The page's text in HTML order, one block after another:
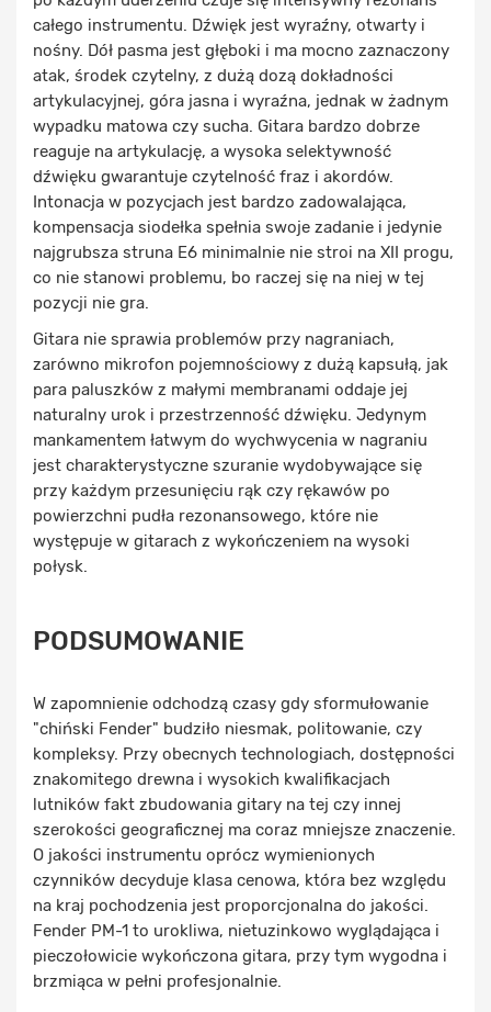
całego instrumentu. Dźwięk jest wyraźny, otwarty i
nośny. Dół pasma jest głęboki i ma mocno zaznaczony
atak, środek czytelny, z dużą dozą dokładności
artykulacyjnej, góra jasna i wyraźna, jednak w żadnym
wypadku matowa czy sucha. Gitara bardzo dobrze
reaguje na artykulację, a wysoka selektywność
dźwięku gwarantuje czytelność fraz i akordów.
Intonacja w pozycjach jest bardzo zadowalająca,
kompensacja siodełka spełnia swoje zadanie i jedynie
najgrubsza struna E6 minimalnie nie stroi na XII progu,
co nie stanowi problemu, bo raczej się na niej w tej
pozycji nie gra.
Gitara nie sprawia problemów przy nagraniach,
zarówno mikrofon pojemnościowy z dużą kapsułą, jak
para paluszków z małymi membranami oddaje jej
naturalny urok i przestrzenność dźwięku. Jedynym
mankamentem łatwym do wychwycenia w nagraniu
jest charakterystyczne szuranie wydobywające się
przy każdym przesunięciu rąk czy rękawów po
powierzchni pudła rezonansowego, które nie
występuje w gitarach z wykończeniem na wysoki
połysk.
PODSUMOWANIE
W zapomnienie odchodzą czasy gdy sformułowanie
"chiński Fender" budziło niesmak, politowanie, czy
kompleksy. Przy obecnych technologiach, dostępności
znakomitego drewna i wysokich kwalifikacjach
lutników fakt zbudowania gitary na tej czy innej
szerokości geograficznej ma coraz mniejsze znaczenie.
O jakości instrumentu oprócz wymienionych
czynników decyduje klasa cenowa, która bez względu
na kraj pochodzenia jest proporcjonalna do jakości.
Fender PM-1 to urokliwa, nietuzinkowo wyglądająca i
pieczołowicie wykończona gitara, przy tym wygodna i
brzmiąca w pełni profesjonalnie.